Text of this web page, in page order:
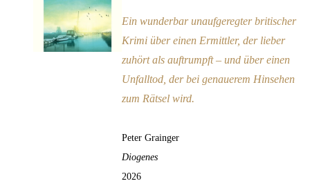
Ein wunderbar unaufgeregter britischer
Krimi über einen Ermittler, der lieber
zuhört als auftrumpft – und über einen
Unfalltod, der bei genauerem Hinsehen
zum Rätsel wird.
Peter Grainger
Diogenes
2026